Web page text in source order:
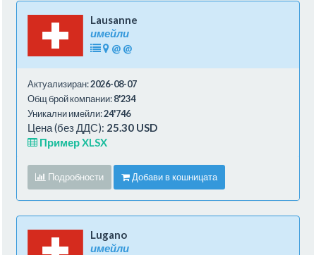
Lausanne
имейли
@ @
Актуализиран:2026-08-07
Общ брой компании:8'234
Уникални имейли:24'746
Цена (без ДДС): 25.30 USD
Пример XLSX
Подробности Добави в кошницата
Lugano
имейли